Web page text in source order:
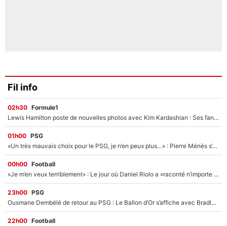
Fil info
02h30 Formule1
Lewis Hamilton poste de nouvelles photos avec Kim Kardashian : Ses fans le voient déjà redevenir champion du monde de F1 grâce à elle !
01h00 PSG
«Un très mauvais choix pour le PSG, je n’en peux plus…» : Pierre Ménès s’est complètement trompé avec Luis Enrique et ces déclarations le prouvent !
00h00 Football
«Je m’en veux terriblement» : Le jour où Daniel Riolo a «raconté n’importe quoi» dans l'After Foot !
23h00 PSG
Ousmane Dembélé de retour au PSG : Le Ballon d’Or s’affiche avec Bradley Barcola en plein cœur du feuilleton sur son départ !
22h00 Football